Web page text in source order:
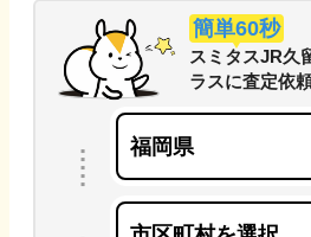
簡単60秒
スミタスJR久
ラスに査定依